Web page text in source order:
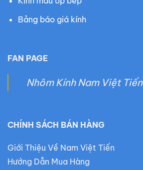
Bảng báo giá kính
FAN PAGE
Nhôm Kính Nam Việt Tiến
CHÍNH SÁCH BÁN HÀNG
Giới Thiệu Về Nam Việt Tiến
Hướng Dẫn Mua Hàng